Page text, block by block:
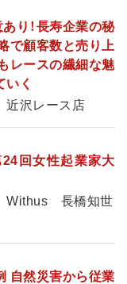
り！長寿企業の秘
で顧客数と売り上
レースの繊細な魅
いく
沢レース店
回女性起業家大
Withus 長橋知世
自然災害から従業